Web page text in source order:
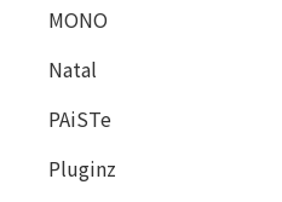
MONO
Natal
PAiSTe
Pluginz